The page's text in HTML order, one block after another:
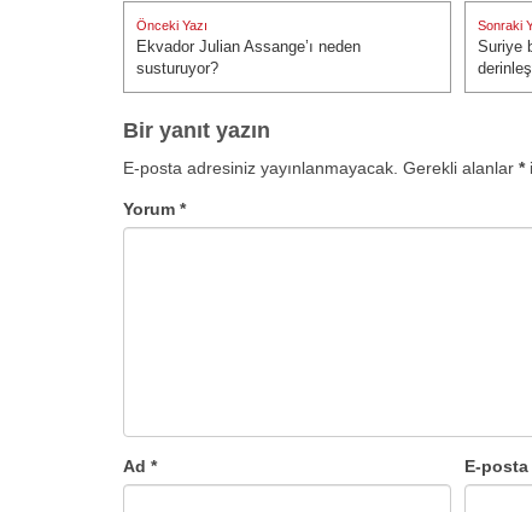
Yazı
gezinmesi
Önceki Yazı
Önceki Yazı:
Ekvador Julian Assange’ı neden
susturuyor?
Sonraki
Sonraki
Suriye
Bir yanıt yazın
E-posta adresiniz yayınlanmayacak. Gerekli alanlar *
Yorum *
Ad * E-